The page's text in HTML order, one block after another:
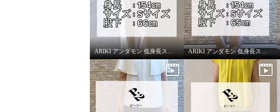
ARIKI アンダモン 低身長スタッフがはいてみました！ ARIKI アンダモン 低身長スタッフがはいてみました！